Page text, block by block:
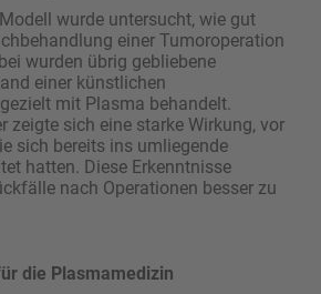
wurde untersucht, wie gut
einer Tumoroperation
wurden übrig gebliebene
einer künstlichen
mit Plasma behandelt.
zeigte sich eine starke Wirkung, vor
sich bereits ins umliegende
hatten. Diese Erkenntnisse
nach Operationen besser zu
die Plasmamedizin